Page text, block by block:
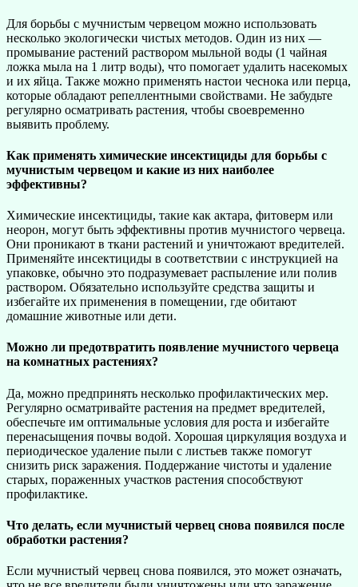
Для борьбы с мучнистым червецом можно использовать
несколько экологически чистых методов. Один из них —
промывание растений раствором мыльной воды (1 чайная
ложка мыла на 1 литр воды), что помогает удалить насекомых
и их яйца. Также можно применять настои чеснока или перца,
которые обладают репеллентными свойствами. Не забудьте
регулярно осматривать растения, чтобы своевременно
выявить проблему.
Как применять химические инсектициды для борьбы с
мучнистым червецом и какие из них наиболее
эффективны?
Химические инсектициды, такие как актара, фитоверм или
неорон, могут быть эффективны против мучнистого червеца.
Они проникают в ткани растений и уничтожают вредителей.
Применяйте инсектициды в соответствии с инструкцией на
упаковке, обычно это подразумевает распыление или полив
раствором. Обязательно используйте средства защиты и
избегайте их применения в помещении, где обитают
домашние животные или дети.
Можно ли предотвратить появление мучнистого червеца
на комнатных растениях?
Да, можно предпринять несколько профилактических мер.
Регулярно осматривайте растения на предмет вредителей,
обеспечьте им оптимальные условия для роста и избегайте
перенасыщения почвы водой. Хорошая циркуляция воздуха и
периодическое удаление пыли с листьев также помогут
снизить риск заражения. Поддержание чистоты и удаление
старых, пораженных участков растения способствуют
профилактике.
Что делать, если мучнистый червец снова появился после
обработки растения?
Если мучнистый червец снова появился, это может означать,